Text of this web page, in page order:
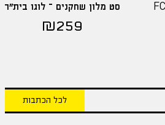
סט מלון שחקנים – לוגו בית"ר
₪259
לכל הכתבות